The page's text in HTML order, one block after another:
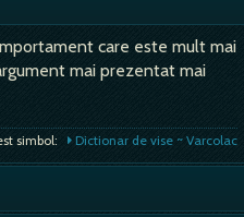
care este mult mai
mai prezentat mai
simbol: Dictionar de vise ~ Varcolac